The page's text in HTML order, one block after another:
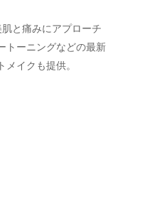
と痛みにアプローチ
トーニングなどの最新
イクも提供。